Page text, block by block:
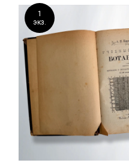
1
экз.